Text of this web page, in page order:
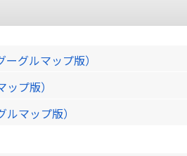
グルマップ版）
プ版）
マップ版）